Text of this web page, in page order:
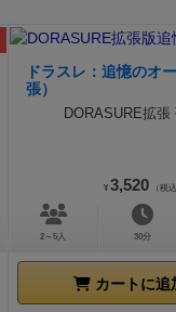
ドラスレ：追憶のオ
張）
DORASURE拡張
¥ 3,520 （税
2～5人 30分
カートに追